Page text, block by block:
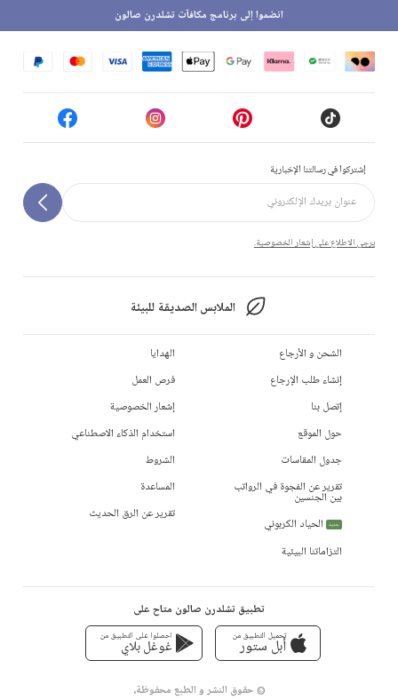
إشتركوا في رسالتنا الإخبارية
يرجى الاطلاع على إشعار الخصوصية.
الملابس الصديقة للبيئة
انضموا إلى برنامج مكافآت تشلدرن صالون
الشحن و الأرجاع
إنشاء طلب الإرجاع
إتصل بنا
حول الموقع
جدول المقاسات
تقرير عن الفجوة في الرواتب
بين الجنسين
جديد
الحياد الكربوني
التزاماتنا البيئية
الهدايا
فرص العمل
إشعار الخصوصية
استخدام الذكاء الاصطناعي
الشروط
المساعدة
تقرير عن الرق الحديث
تطبيق تشلدرن صالون متاح على
تحميل التطبيق من
أبل ستور
احصلوا على التطبيق من
غوغل بلاي
© حقوق النشر و الطبع محفوظة،